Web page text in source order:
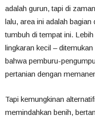
adalah gurun, tapi di
lalu, area ini adalah bagian
tumbuh di tempat ini.
lingkaran kecil –
bahwa pemburu-
pertanian dengan
Tapi kemungkinan
memindahkan benih,